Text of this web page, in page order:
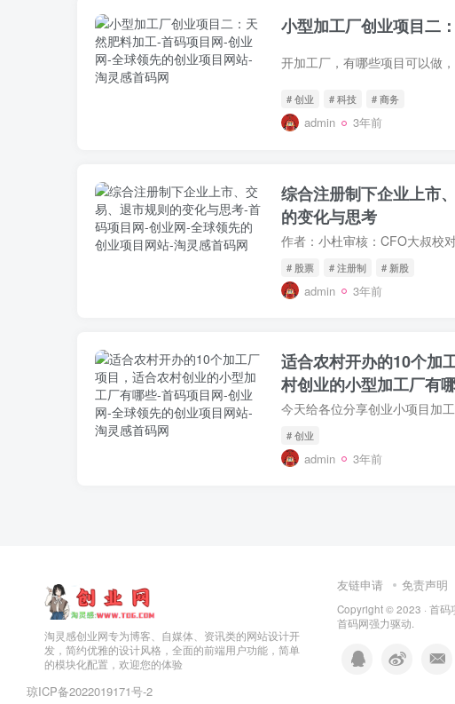
小型加工厂创业项目二
# 创业 # 科技 # 商务
admin 3年前
综合注册制下企业上市
的变化与思考
# 股票 # 注册制 # 新股
admin 3年前
适合农村开办的10个加
村创业的小型加工厂有
# 创业
admin 3年前
淘灵感创业网专为博客、自媒体、资讯类的网站设计开
发，简约优雅的设计风格，全面的前端用户功能，简单
的模块化配置，欢迎您的体验
友链申请 免责声明
Copyright © 2023 · 首码
首码网强力驱动.
琼ICP备2022019171号-2